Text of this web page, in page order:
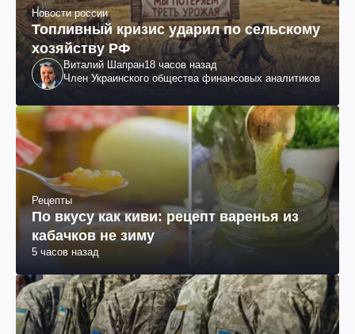
Новости россии
Топливный кризис ударил по сельскому
хозяйству РФ
Виталий Шапран18 часов назад
Член Украинского общества финансовых аналитиков
Рецепты
По вкусу как киви: рецепт варенья из
кабачков не зиму
5 часов назад